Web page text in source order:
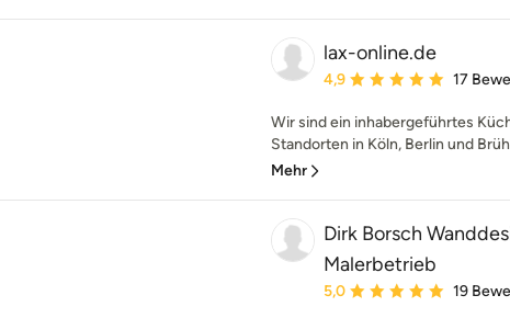
lax-online.de
Durchschnittliche
4,9 17
Wir sind ein inhabergeführtes
Standorten in Köln, Berlin und
Mehr
Dirk Borsch
Malerbetrieb
Durchschnittliche
5,0 19